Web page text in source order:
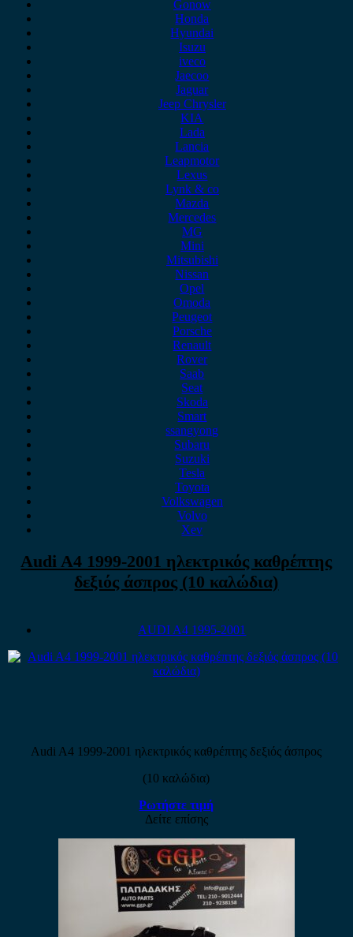
Gonow
Honda
Hyundai
Isuzu
iveco
Jaecoo
Jaguar
Jeep Chrysler
KIA
Lada
Lancia
Leapmotor
Lexus
Lynk & co
Mazda
Mercedes
MG
Mini
Mitsubishi
Nissan
Opel
Omoda
Peugeot
Porsche
Renault
Rover
Saab
Seat
Skoda
Smart
ssangyong
Subaru
Suzuki
Tesla
Toyota
Volkswagen
Volvo
Xev
Audi A4 1999-2001 ηλεκτρικός καθρέπτης
δεξιός άσπρος (10 καλώδια)
AUDI A4 1995-2001
Audi A4 1999-2001 ηλεκτρικός καθρέπτης δεξιός άσπρος
(10 καλώδια)
Ρωτήστε τιμή
Δείτε επίσης